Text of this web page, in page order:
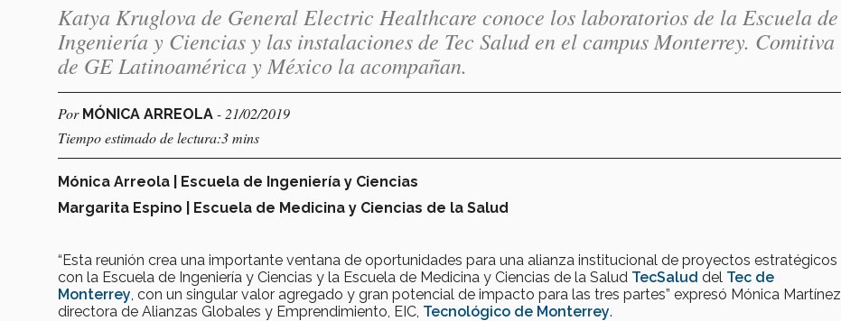
Katya Kruglova de General Electric Healthcare conoce los laboratorios de la Escuela de
Ingeniería y Ciencias y las instalaciones de Tec Salud en el campus Monterrey. Comitiva
de GE Latinoamérica y México la acompañan.
Por MÓNICA ARREOLA - 21/02/2019
Tiempo estimado de lectura:3 mins
Mónica Arreola | Escuela de Ingeniería y Ciencias
Margarita Espino | Escuela de Medicina y Ciencias de la Salud
“Esta reunión crea una importante ventana de oportunidades para una alianza institucional de proyectos estratégicos
con la Escuela de Ingeniería y Ciencias y la Escuela de Medicina y Ciencias de la Salud TecSalud del Tec de
Monterrey , con un singular valor agregado y gran potencial de impacto para las tres partes” expresó Mónica Martínez,
directora de Alianzas Globales y Emprendimiento, EIC, Tecnológico de Monterrey.